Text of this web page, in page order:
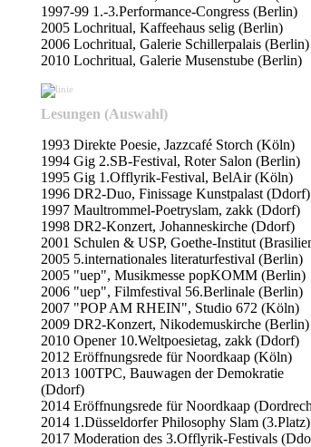
1997-99 1.-3.Performance-Congress (Berlin)
2005 Lochritual, Kaffeehaus selig (Berlin)
2006 Lochritual, Galerie Schillerpalais (Berlin)
2010 Lochritual, Galerie Musenstube (Berlin)
Lesungen (Auswahl)
1993 Direkte Poesie, Jazzcafé Storch (Köln)
1994 Gig 2.SB-Festival, Roter Salon (Berlin)
1995 Gig 1.Offlyrik-Festival, BelAir (Köln)
1996 DR2-Duo, Finissage Kunstpalast (Ddorf)
1997 Maultrommel-Poetryslam, zakk (Ddorf)
1998 DR2-Konzert, Johanneskirche (Ddorf)
2001 Schulen & USP, Goethe-Institut
2005 5.internationales literaturfestival (Berlin)
2005 "uep", Musikmesse popKOMM (Berlin)
2006 "uep", Filmfestival 56.Berlinale (Berlin)
2007 "POP AM RHEIN", Studio 672 (Köln)
2009 DR2-Konzert, Nikodemuskirche (Berlin)
2010 Opener 10.Weltpoesietag, zakk (Ddorf)
2012 Eröffnungsrede für Noordkaap (Köln)
2013 100TPC, Bauwagen der Demokratie
(Ddorf)
2014 Eröffnungsrede für Noordkaap
2014 1.Düsseldorfer Philosophy Slam (3.Platz)
2017 Moderation des 3.Offlyrik-Festivals